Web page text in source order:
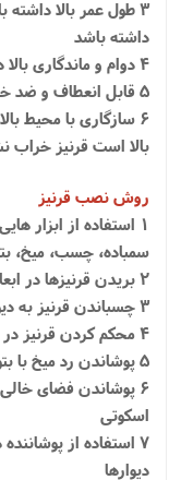
3 طول عمر بالا
داشته باشد
4 دوام و ماندگاری بالا داشته باشد
5 قابل انعطاف و ضد خش و ضد ضربه باشد
6 سازگاری با محیط
بالا است قرنیز خراب
روش نصب قرنیز
1 استفاده از ابزار
سمباده، چسب، میخ،
2 بریدن قرنیزها در ابعاد اندازه گیری شده با استفاده از اره
3 چسباندن قرنیز به دیوار از گوشه ها
4 محکم کردن قرنیز در دیوار با استفاده از میخ
5 پوشاندن رد میخ با بتونه
6 پوشاندن فضای
اسکوتی
7 استفاده از
دیوارها